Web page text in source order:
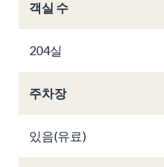
객실 수
204실
주차장
있음(유료)